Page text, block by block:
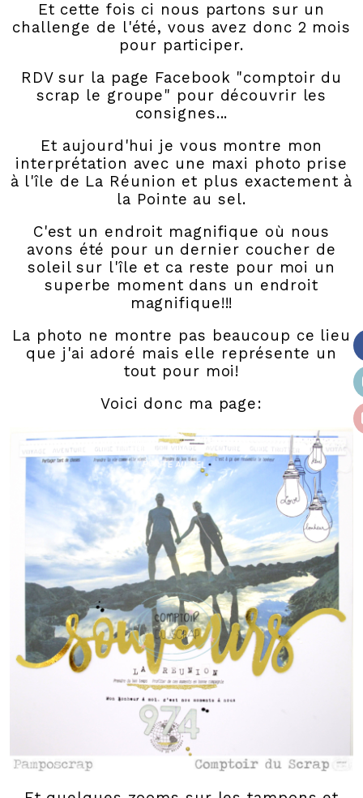
Et cette fois ci nous partons sur un
challenge de l'été, vous avez donc 2 mois
pour participer.
RDV sur la page Facebook "comptoir du
scrap le groupe" pour découvrir les
consignes...
Et aujourd'hui je vous montre mon
interprétation avec une maxi photo prise
à l'île de La Réunion et plus exactement à
la Pointe au sel.
C'est un endroit magnifique où nous
avons été pour un dernier coucher de
soleil sur l'île et ca reste pour moi un
superbe moment dans un endroit
magnifique!!!
La photo ne montre pas beaucoup ce lieu
que j'ai adoré mais elle représente un
tout pour moi!
Voici donc ma page: